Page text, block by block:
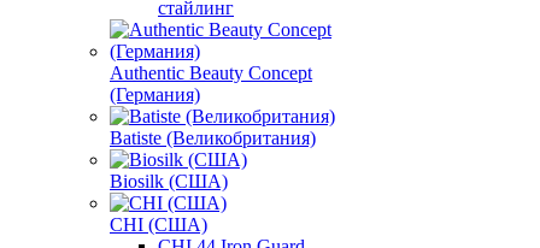
стайлинг
Authentic Beauty Concept
(Германия)
Batiste (Великобритания)
Biosilk (США)
CHI (США)